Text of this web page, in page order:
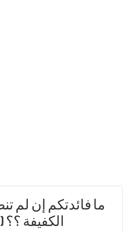
ما فائدتكم إن لم
الكفيفة ؟؟